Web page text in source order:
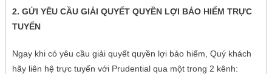
2. GỬI YÊU CẦU GIẢI QUYẾT QUYỀN LỢI BẢO HIỂM TRỰC
TUYẾN
Ngay khi có yêu cầu giải quyết quyền lợi bảo hiểm, Quý khách
hãy liên hệ trực tuyến với Prudential qua một trong 2 kênh: